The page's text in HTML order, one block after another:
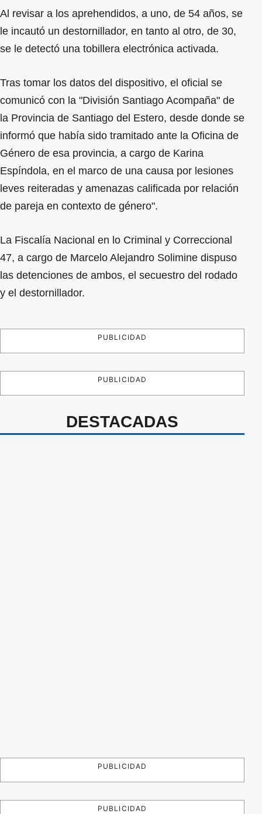
Al revisar a los aprehendidos, a uno, de 54 años, se
le incautó un destornillador, en tanto al otro, de 30,
se le detectó una tobillera electrónica activada.
Tras tomar los datos del dispositivo, el oficial se
comunicó con la "División Santiago Acompaña" de
la Provincia de Santiago del Estero, desde donde se
informó que había sido tramitado ante la Oficina de
Género de esa provincia, a cargo de Karina
Espíndola, en el marco de una causa por lesiones
leves reiteradas y amenazas calificada por relación
de pareja en contexto de género".
La Fiscalía Nacional en lo Criminal y Correccional
47, a cargo de Marcelo Alejandro Solimine dispuso
las detenciones de ambos, el secuestro del rodado
y el destornillador.
PUBLICIDAD
PUBLICIDAD
DESTACADAS
PUBLICIDAD
PUBLICIDAD